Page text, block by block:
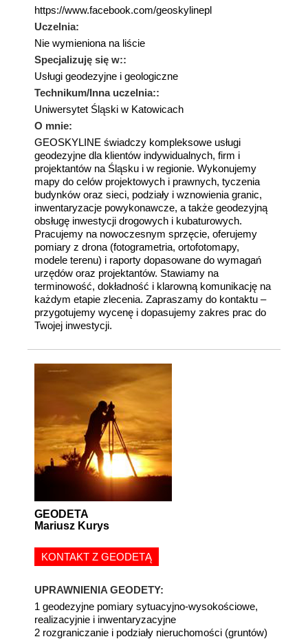
https://www.facebook.com/geoskylinepl
Uczelnia:
Nie wymieniona na liście
Specjalizuję się w::
Usługi geodezyjne i geologiczne
Technikum/Inna uczelnia::
Uniwersytet Śląski w Katowicach
O mnie:
GEOSKYLINE świadczy kompleksowe usługi
geodezyjne dla klientów indywidualnych, firm i
projektantów na Śląsku i w regionie. Wykonujemy
mapy do celów projektowych i prawnych, tyczenia
budynków oraz sieci, podziały i wznowienia granic,
inwentaryzacje powykonawcze, a także geodezyjną
obsługę inwestycji drogowych i kubaturowych.
Pracujemy na nowoczesnym sprzęcie, oferujemy
pomiary z drona (fotogrametria, ortofotomapy,
modele terenu) i raporty dopasowane do wymagań
urzędów oraz projektantów. Stawiamy na
terminowość, dokładność i klarowną komunikację na
każdym etapie zlecenia. Zapraszamy do kontaktu –
przygotujemy wycenę i dopasujemy zakres prac do
Twojej inwestycji.
GEODETA
Mariusz Kurys
KONTAKT Z GEODETĄ
UPRAWNIENIA GEODETY:
1 geodezyjne pomiary sytuacyjno-wysokościowe,
realizacyjnie i inwentaryzacyjne
2 rozgraniczanie i podziały nieruchomości (gruntów)